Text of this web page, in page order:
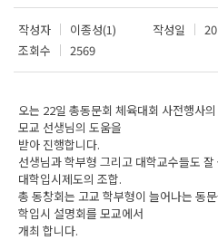
작성자 이종성(1) 작성일
조회수
2569
오는 22일 총동문회 체육대회 사전행사
모교 선생님의 도움을
받아 진행합니다.
선생님과 학부형 그리고 대학교수들도
대학입시제도의 조합.
총 동창회는 고교 학부형이 늘어나는 동
학입시 설명회를 모교에서
개최 합니다.